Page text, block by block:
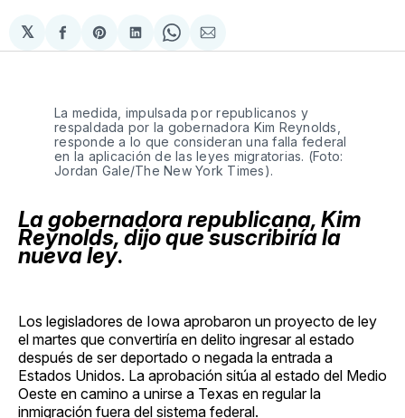
𝕏
Compartir
en
Share
on
Compartir
en
Share
on
Compartir
via
La medida, impulsada por republicanos y
respaldada por la gobernadora Kim Reynolds,
responde a lo que consideran una falla federal
en la aplicación de las leyes migratorias. (Foto:
Jordan Gale/The New York Times).
La gobernadora republicana, Kim
Reynolds, dijo que suscribiría la
nueva ley.
Los legisladores de Iowa aprobaron un proyecto de ley
el martes que convertiría en delito ingresar al estado
después de ser deportado o negada la entrada a
Estados Unidos. La aprobación sitúa al estado del Medio
Oeste en camino a unirse a Texas en regular la
inmigración fuera del sistema federal.